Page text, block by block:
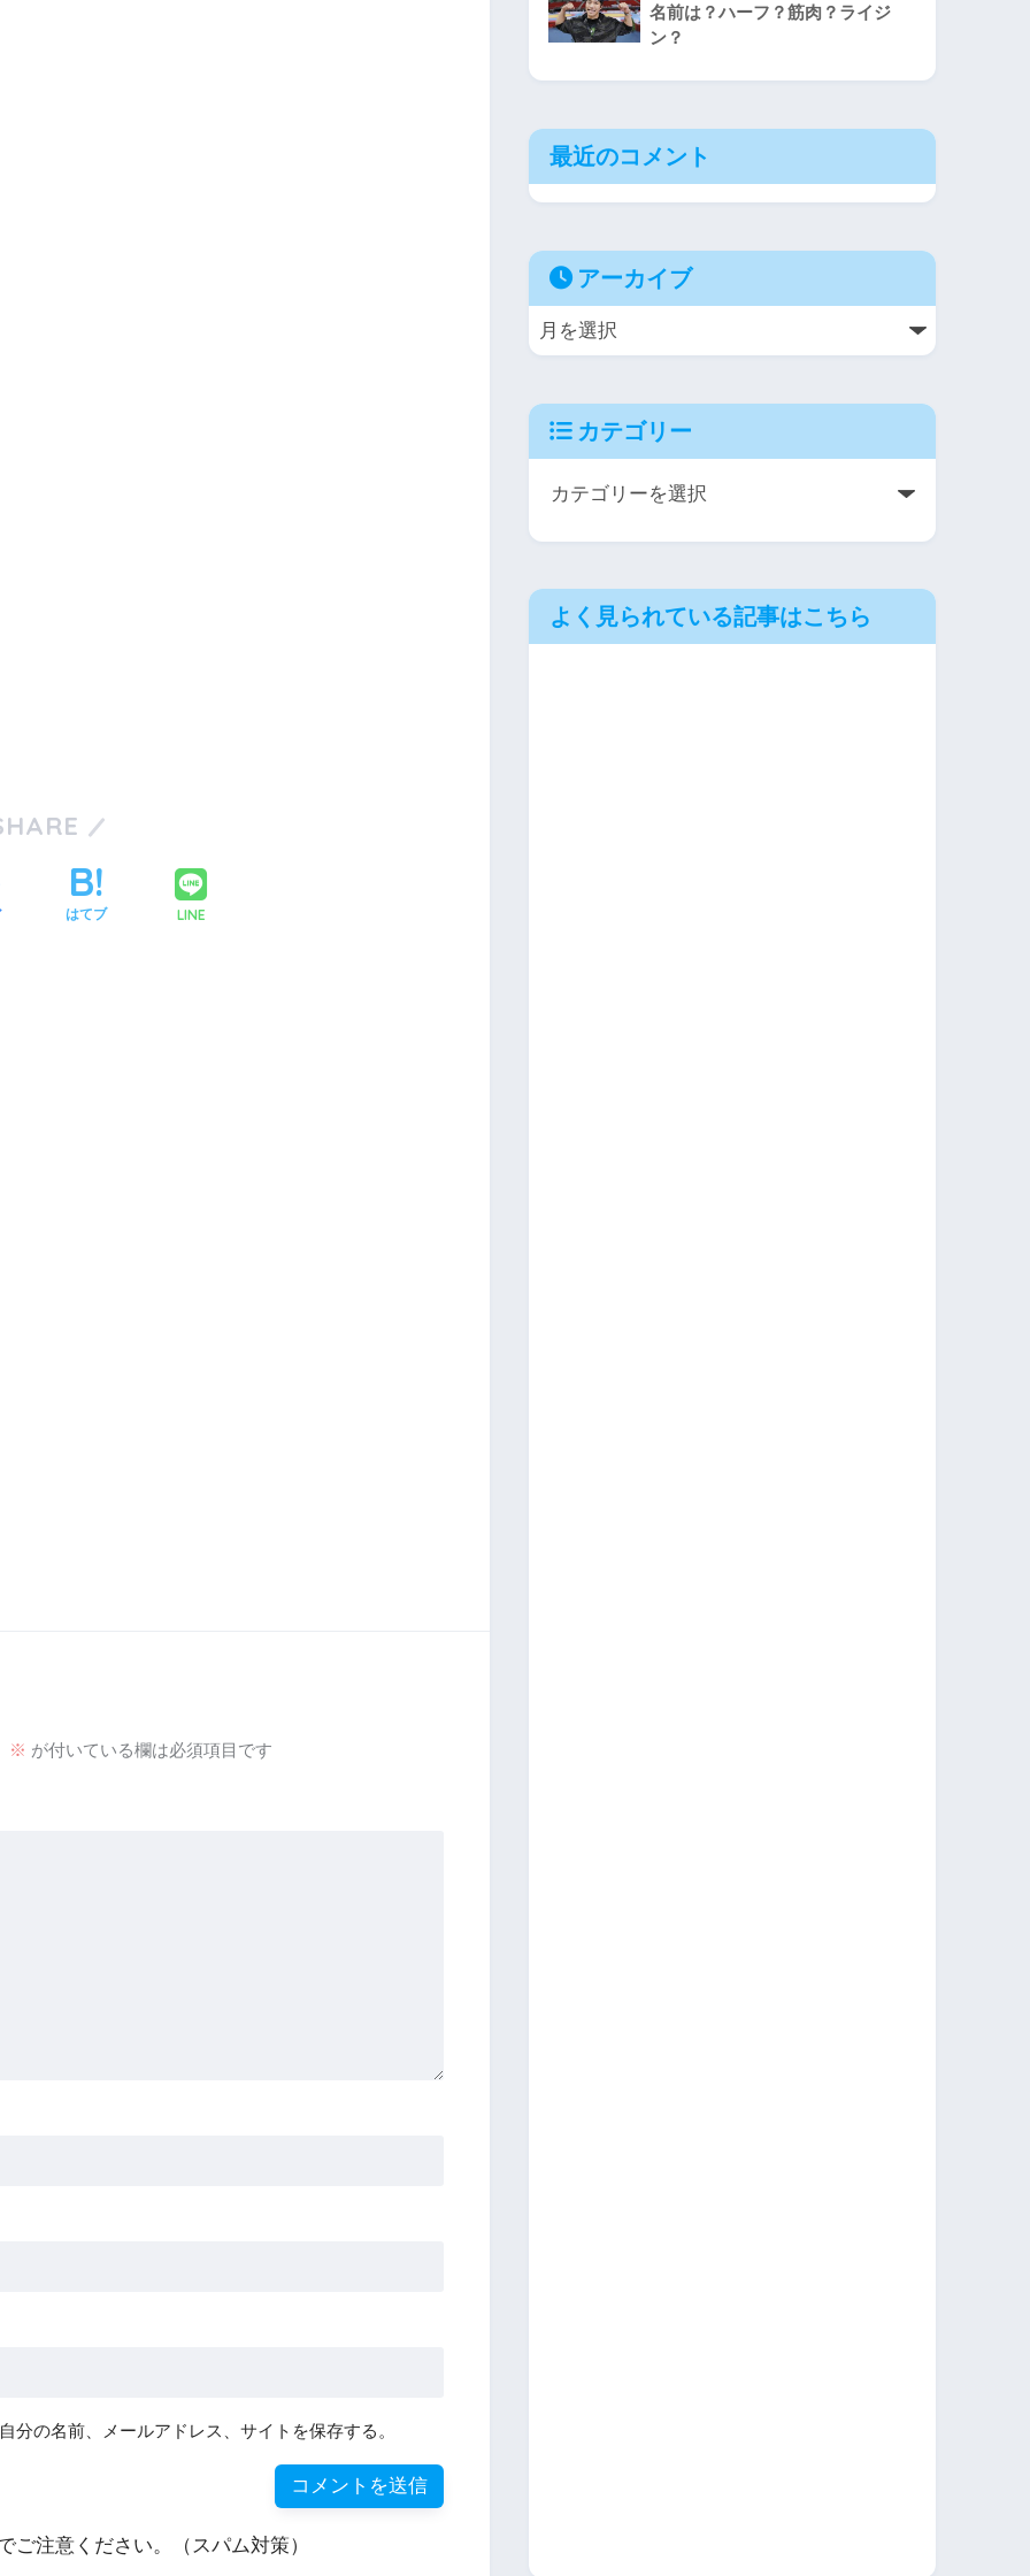
はてブ LINE
※ が付いている欄は必須項目です
の名前、メールアドレス、サイトを保存する。
注意ください。（スパム対策）
名前は？ハーフ？筋肉？ライジ
ン？
最近のコメント
アーカイブ
カテゴリー
よく見られている記事はこちら